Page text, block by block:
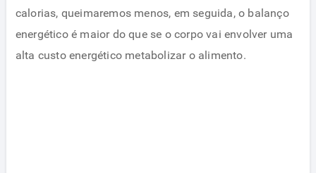
calorias, queimaremos menos, em seguida, o balanço
energético é maior do que se o corpo vai envolver uma
alta custo energético metabolizar o alimento.